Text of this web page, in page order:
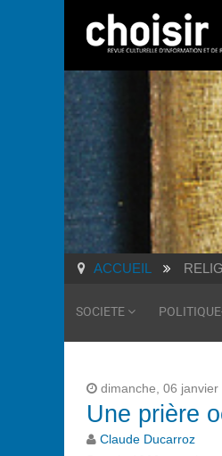
ACCUEIL
SOCIETE
dimanche, 06
Une prière
Claude Ducarroz